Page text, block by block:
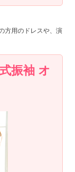
振袖 オ